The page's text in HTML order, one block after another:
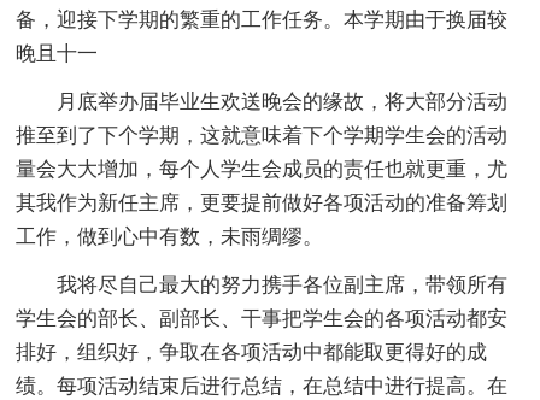
备，迎接下学期的繁重的工作任务。本学期由于换届较
晚且十一
月底举办届毕业生欢送晚会的缘故，将大部分活动
推至到了下个学期，这就意味着下个学期学生会的活动
量会大大增加，每个人学生会成员的责任也就更重，尤
其我作为新任主席，更要提前做好各项活动的准备筹划
工作，做到心中有数，未雨绸缪。
我将尽自己最大的努力携手各位副主席，带领所有
学生会的部长、副部长、干事把学生会的各项活动都安
排好，组织好，争取在各项活动中都能取更得好的成
绩。每项活动结束后进行总结，在总结中进行提高。在